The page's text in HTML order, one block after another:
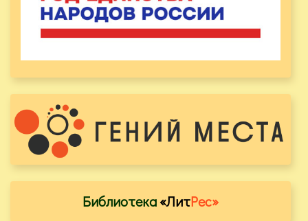
Библиотека«ЛитРес»